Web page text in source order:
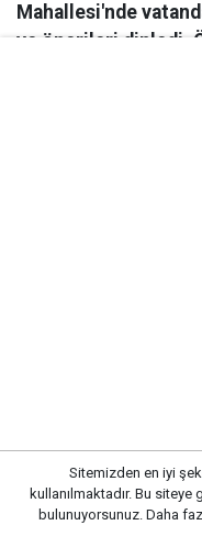
Mahallesi'nde
ve önerileri dinledi.
Sitemizden en iyi
kullanılmaktadır. Bu siteye
bulunuyorsunuz. Daha